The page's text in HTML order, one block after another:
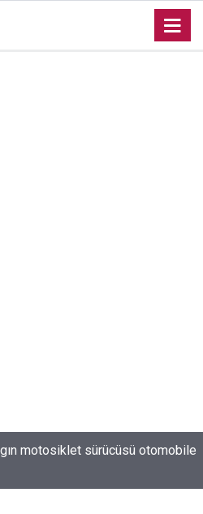
motosiklet sürücüsü otomobile